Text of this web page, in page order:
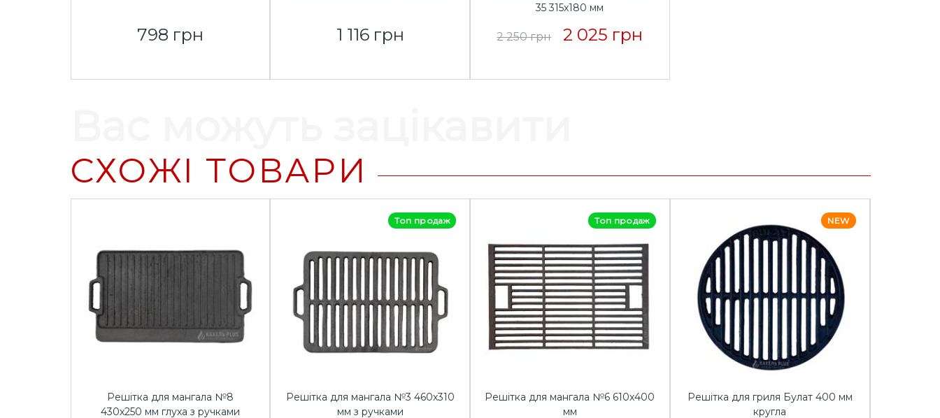
798 грн 1 116 грн
35 315x180 мм
2 250 грн 2 025 грн
СХОЖІ ТОВАРИ
Решітка для мангала №8
430х250 мм глуха з ручками
Топ продаж
Решітка для мангала №3 460х310
мм з ручками
Топ продаж
Решітка для мангала №6 610х400
мм
NEW
Решітка для гриля Булат 400 мм
кругла